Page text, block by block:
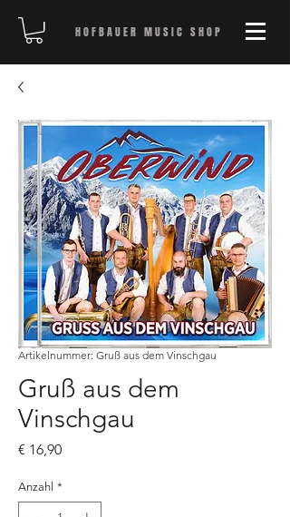
HOFBAUER MUSIC SHOP
Artikelnummer: Gruß aus dem Vinschgau
Gruß aus dem
Vinschgau
€ 16,90Preis
Anzahl *